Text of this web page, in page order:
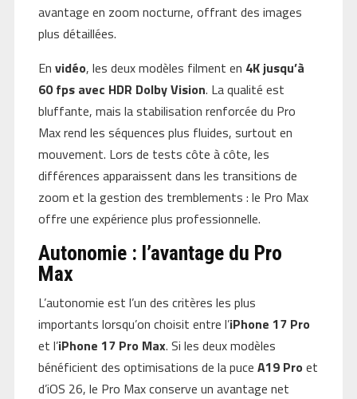
avantage en zoom nocturne, offrant des images
plus détaillées.
En vidéo, les deux modèles filment en 4K jusqu’à
60 fps avec HDR Dolby Vision. La qualité est
bluffante, mais la stabilisation renforcée du Pro
Max rend les séquences plus fluides, surtout en
mouvement. Lors de tests côte à côte, les
différences apparaissent dans les transitions de
zoom et la gestion des tremblements : le Pro Max
offre une expérience plus professionnelle.
Autonomie : l’avantage du Pro
Max
L’autonomie est l’un des critères les plus
importants lorsqu’on choisit entre l’iPhone 17 Pro
et l’iPhone 17 Pro Max. Si les deux modèles
bénéficient des optimisations de la puce A19 Pro et
d’iOS 26, le Pro Max conserve un avantage net